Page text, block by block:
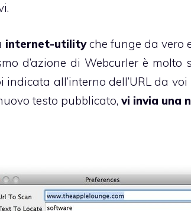
internet-utilityche funge da vero
d’azione di Webcurler è molto
all’interno dell’URL da
testo pubblicato, vi invia una